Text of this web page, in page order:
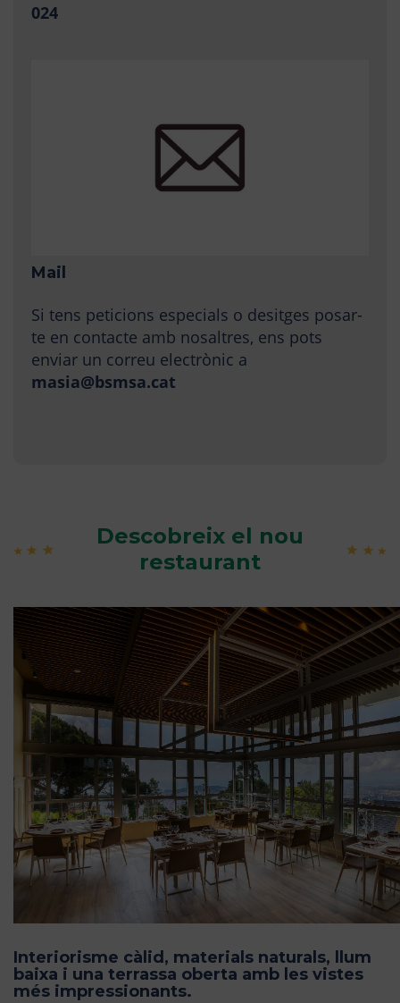
024
Mail
Si tens peticions especials o desitges posar-
te en contacte amb nosaltres, ens pots
enviar un correu electrònic a
masia@bsmsa.cat
Descobreix el nou
restaurant
Interiorisme càlid, materials naturals, llum
baixa i una terrassa oberta amb les vistes
més impressionants.